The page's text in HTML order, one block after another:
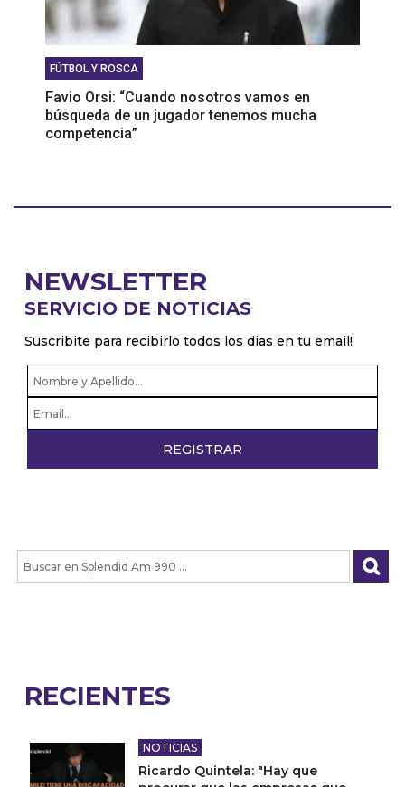
FÚTBOL Y ROSCA
Favio Orsi: “Cuando nosotros vamos en
búsqueda de un jugador tenemos mucha
competencia”
NEWSLETTER
SERVICIO DE NOTICIAS
Suscribite para recibirlo todos los dias en tu email!
RECIENTES
NOTICIAS
Ricardo Quintela: "Hay que